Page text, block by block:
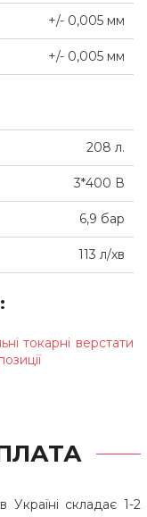
+/- 0,005 мм
+/- 0,005 мм
208 л.
3*400 В
6,9 бар
113 л/хв
токарні верстати
Україні складає 1-2